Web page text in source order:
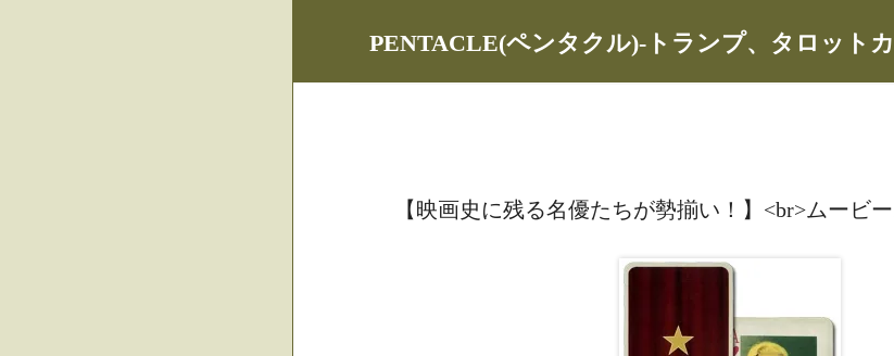
PENTACLE(ペンタクル)-トランプ、タロット
【映画史に残る名優たちが勢揃い！】<br>ムービ